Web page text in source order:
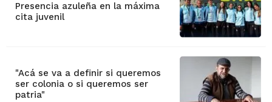
Presencia azuleña en la máxima
cita juvenil
"Acá se va a definir si queremos
ser colonia o si queremos ser
patria"